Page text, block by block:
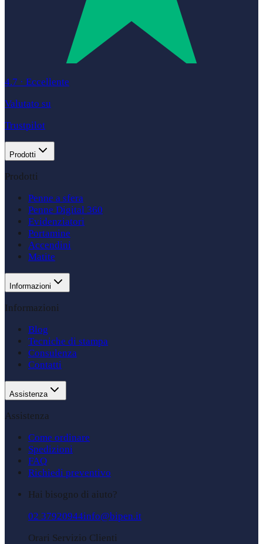
4.7 · Eccellente
Valutato su
Trustpilot
Prodotti
Prodotti
Penne a sfera
Penne Digital 360
Evidenziatori
Portamine
Accendini
Matite
Informazioni
Informazioni
Blog
Tecniche di stampa
Consulenza
Contatti
Assistenza
Assistenza
Come ordinare
Spedizioni
FAQ
Richiedi preventivo
Hai bisogno di aiuto?
02 37920944info@bipen.it
Orari Servizio Clienti